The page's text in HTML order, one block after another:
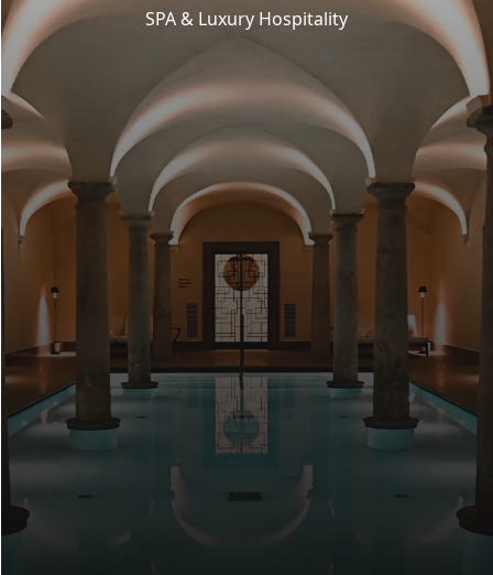
SPA & Luxury Hospitality